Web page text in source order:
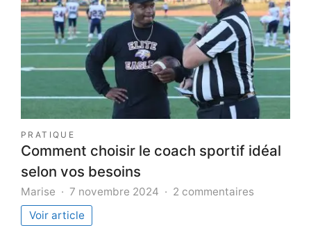
immobilière
en
2025
PRATIQUE
Comment choisir le coach sportif idéal
selon vos besoins
Marise 7 novembre 2024 2 commentaires
Voir article